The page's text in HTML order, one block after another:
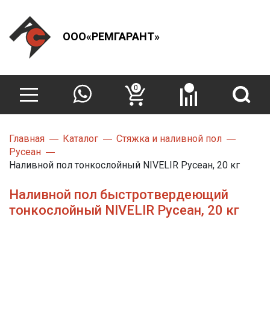
ООО«РЕМГАРАНТ»
0
Главная Каталог
Стяжка и наливной пол
Русеан
Наливной пол тонкослойный NIVELIR Русеан, 20 кг
Наливной пол быстротвердеющий
тонкослойный NIVELIR Русеан, 20 кг